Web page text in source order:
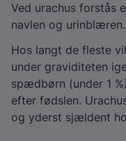
Ved urachus forstås
navlen og
Hos langt de fleste
under graviditeten
spædbørn (under 1
efter fødslen.
og yderst sjældent